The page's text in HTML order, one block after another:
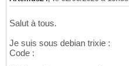
Salut à tous.
Je suis sous debian trixie :
Code :